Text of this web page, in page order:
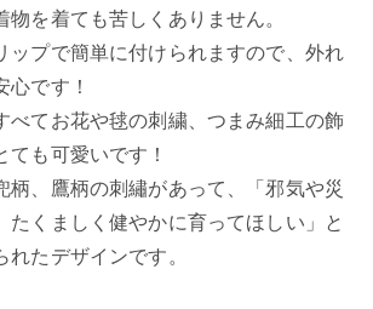
物を着ても苦しくありません。
ップで簡単に付けられますので、外れ
心です！
べてお花や毬の刺繍、つまみ細工の飾
ても可愛いです！
柄、鷹柄の刺繡があって、「邪気や災
たくましく健やかに育ってほしい」と
れたデザインです。